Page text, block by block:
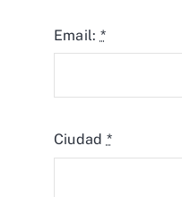
Email: *
Ciudad *